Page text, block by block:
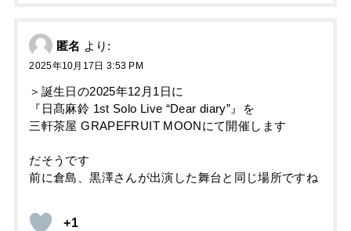
匿名 より:
2025年10月17日 3:53 PM
＞誕生日の2025年12月1日に
『日髙麻鈴 1st Solo Live “Dear diary”』を
三軒茶屋 GRAPEFRUIT MOONにて開催します
だそうです
前に倉島、黒澤さんが出演した舞台と同じ場所ですね
+1